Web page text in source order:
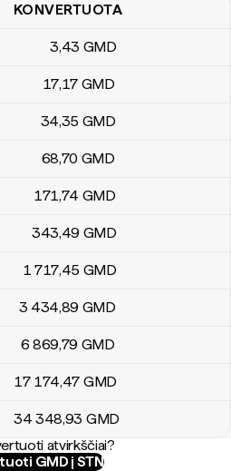
į Gambijos dalasiai konvertavimo
KONVERTUOTA
3,43 GMD
17,17 GMD
34,35 GMD
68,70 GMD
171,74 GMD
343,49 GMD
1 717,45 GMD
3 434,89 GMD
6 869,79 GMD
17 174,47 GMD
34 348,93 GMD
atvirkščiai?
GMD į STN